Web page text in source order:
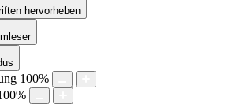
hervorheben
100%
%